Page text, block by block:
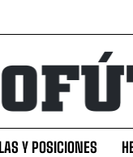
Y POSICIONES